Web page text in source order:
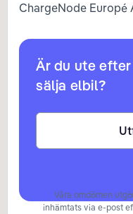
ChargeNode Europé
Är du ute
sälja elbil?
Våra omdömen
inhämtats via e-post